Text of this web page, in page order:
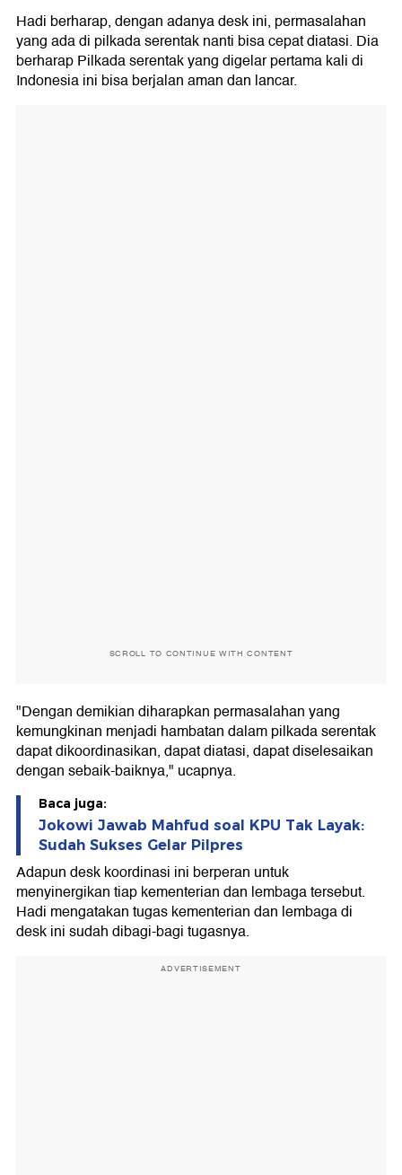
Hadi berharap, dengan adanya desk ini, permasalahan
yang ada di pilkada serentak nanti bisa cepat diatasi. Dia
berharap Pilkada serentak yang digelar pertama kali di
Indonesia ini bisa berjalan aman dan lancar.
SCROLL TO CONTINUE WITH CONTENT
"Dengan demikian diharapkan permasalahan yang
kemungkinan menjadi hambatan dalam pilkada serentak
dapat dikoordinasikan, dapat diatasi, dapat diselesaikan
dengan sebaik-baiknya," ucapnya.
Baca juga:
Jokowi Jawab Mahfud soal KPU Tak Layak:
Sudah Sukses Gelar Pilpres
Adapun desk koordinasi ini berperan untuk
menyinergikan tiap kementerian dan lembaga tersebut.
Hadi mengatakan tugas kementerian dan lembaga di
desk ini sudah dibagi-bagi tugasnya.
ADVERTISEMENT